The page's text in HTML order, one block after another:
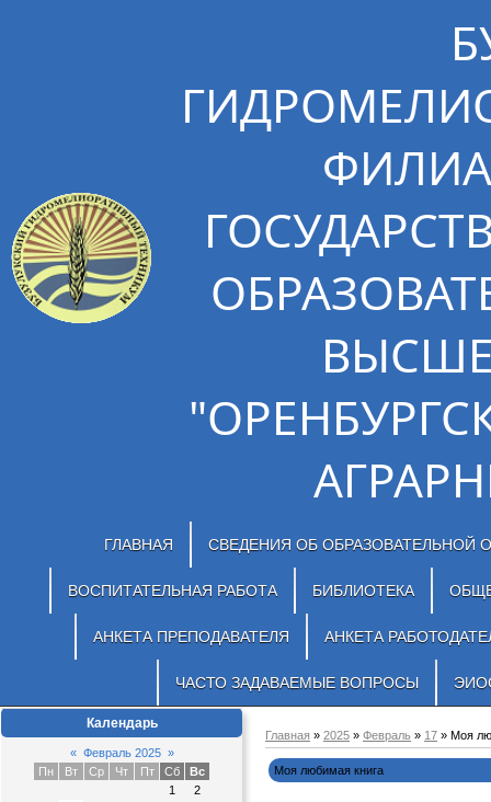
ГЛАВНАЯ СВЕДЕНИЯ ОБ ОБРАЗОВАТЕЛЬНОЙ
ВОСПИТАТЕЛЬНАЯ РАБОТА БИБЛИОТЕКА
АНКЕТА ПРЕПОДАВАТЕЛЯ АНКЕТА
ЧАСТО ЗАДАВАЕМЫЕ ВОПРОСЫ
Календарь
« Февраль 2025 »
Пн
Вт Ср Чт Пт Сб
Вс
1
2
Главная » 2025 » Февраль » 17 » Моя
Моя любимая книга